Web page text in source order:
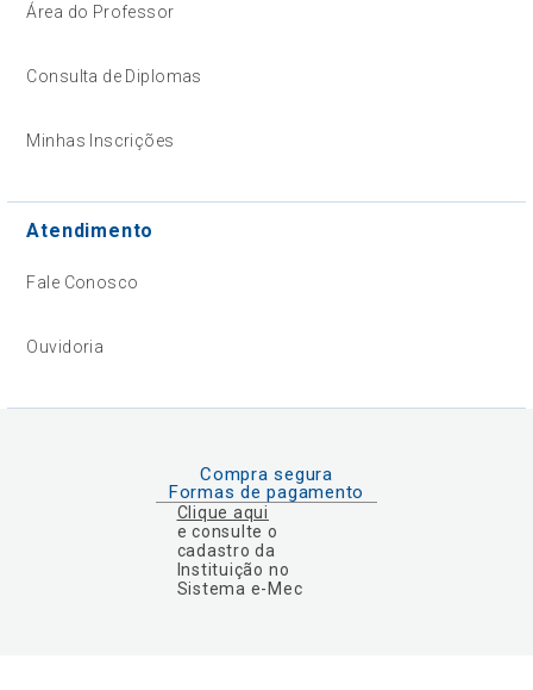
Área do Professor
Consulta de Diplomas
Minhas Inscrições
Atendimento
Fale Conosco
Ouvidoria
Compra segura
Formas de pagamento
Clique aqui
e consulte o
cadastro da
Instituição no
Sistema e-Mec